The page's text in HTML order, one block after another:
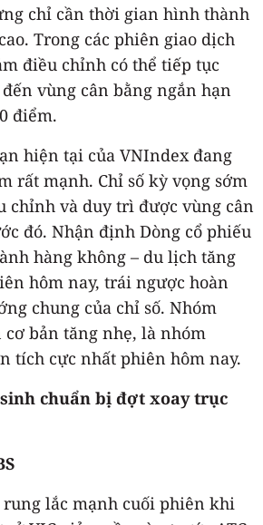
chỉ cần thời gian hình thành
Trong các phiên giao dịch
điều chỉnh có thể tiếp tục
vùng cân bằng ngắn hạn
điểm.
hiện tại của VNIndex đang
rất mạnh. Chỉ số kỳ vọng sớm
chỉnh và duy trì được vùng cân
đó. Nhận định Dòng cổ phiếu
hàng không – du lịch tăng
hôm nay, trái ngược hoàn
chung của chỉ số. Nhóm
bản tăng nhẹ, là nhóm
tích cực nhất phiên hôm nay.
chuẩn bị đợt xoay trục
lắc mạnh cuối phiên khi